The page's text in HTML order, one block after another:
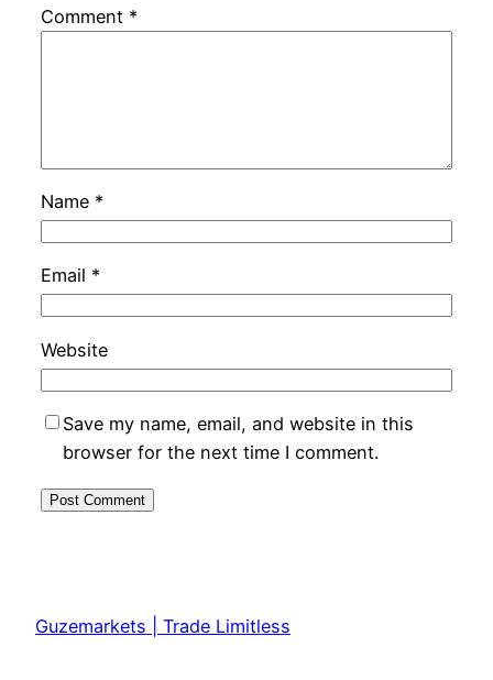
Comment *
Name *
Email *
Website
Save my name, email, and website in this
browser for the next time I comment.
Guzemarkets | Trade Limitless